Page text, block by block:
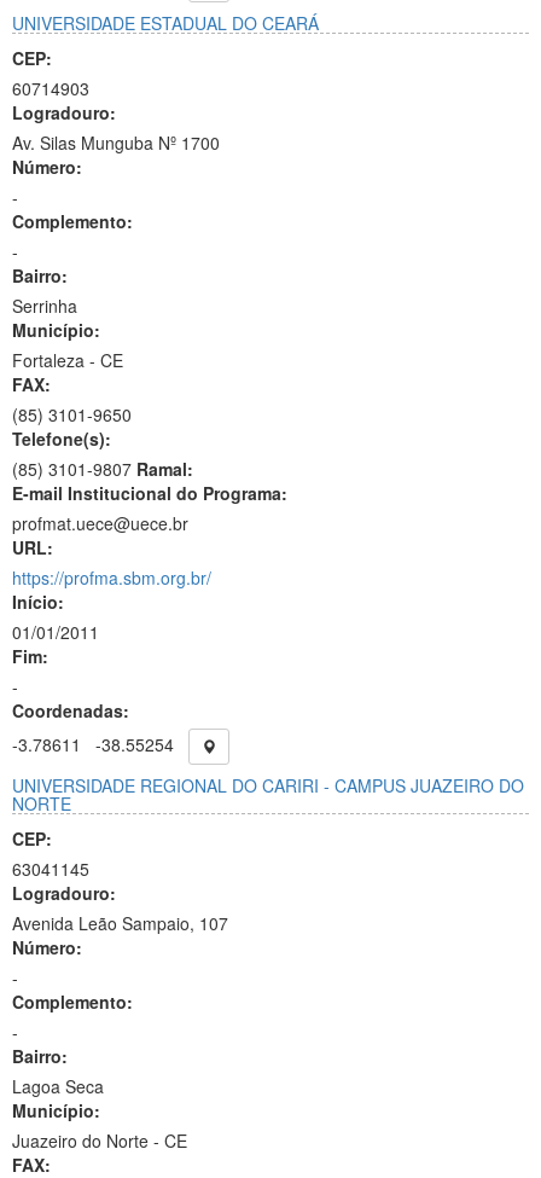
UNIVERSIDADE ESTADUAL DO CEARÁ
CEP:
60714903
Logradouro:
Av. Silas Munguba Nº 1700
Número:
-
Complemento:
-
Bairro:
Serrinha
Município:
Fortaleza - CE
FAX:
(85) 3101-9650
Telefone(s):
(85) 3101-9807 Ramal:
E-mail Institucional do Programa:
profmat.uece@uece.br
URL:
https://profma.sbm.org.br/
Início:
01/01/2011
Fim:
-
Coordenadas:
-3.78611
-38.55254
UNIVERSIDADE REGIONAL DO CARIRI - CAMPUS JUAZEIRO DO
NORTE
CEP:
63041145
Logradouro:
Avenida Leão Sampaio, 107
Número:
-
Complemento:
-
Bairro:
Lagoa Seca
Município:
Juazeiro do Norte - CE
FAX: